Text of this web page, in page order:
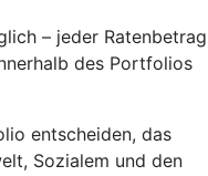
– jeder Ratenbetrag
des Portfolios
entscheiden, das
Sozialem und den